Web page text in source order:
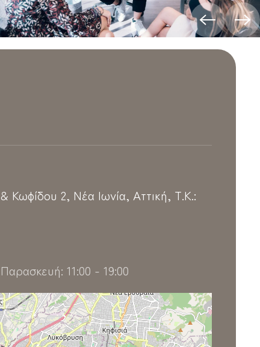
Κωφίδου 2, Νέα Ιωνία, Αττική, Τ.Κ.:
11:00 - 19:00